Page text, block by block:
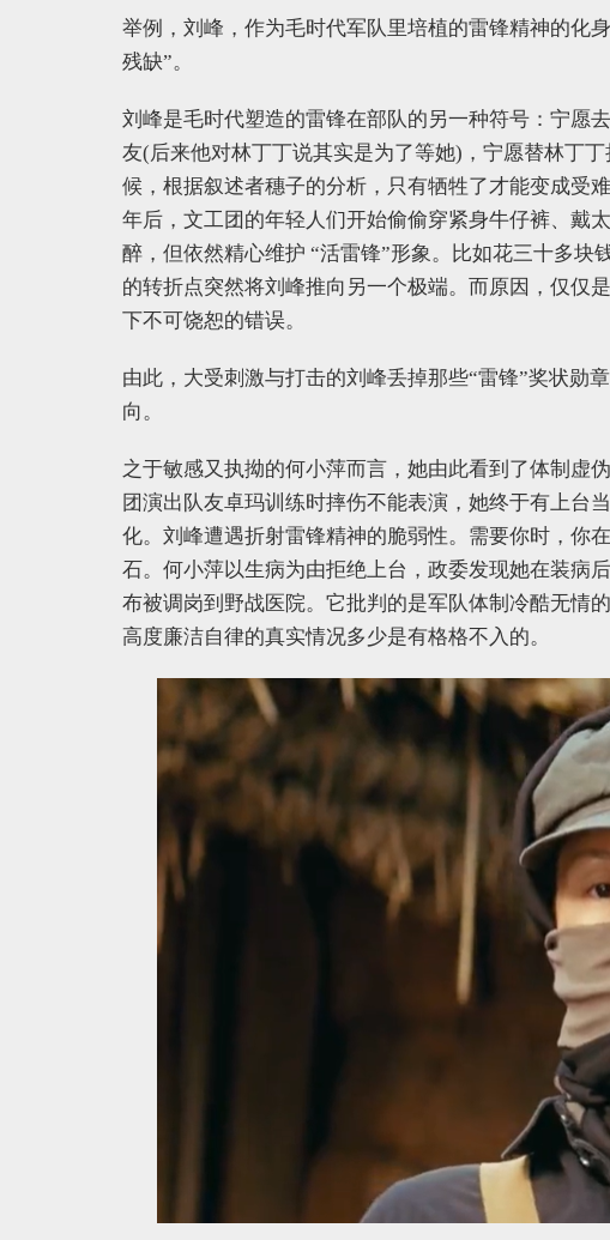
举例，刘峰，作为毛时代军队里培植的雷锋精神的化
残缺”。
刘峰是毛时代塑造的雷锋在部队的另一种符号：宁愿
友(后来他对林丁丁说其实是为了等她)，宁愿替林丁
候，根据叙述者穗子的分析，只有牺牲了才能变成受
年后，文工团的年轻人们开始偷偷穿紧身牛仔裤、戴
醉，但依然精心维护 “活雷锋”形象。比如花三十多块
的转折点突然将刘峰推向另一个极端。而原因，仅仅
下不可饶恕的错误。
由此，大受刺激与打击的刘峰丢掉那些“雷锋”奖状勋
向。
之于敏感又执拗的何小萍而言，她由此看到了体制虚
团演出队友卓玛训练时摔伤不能表演，她终于有上台
化。刘峰遭遇折射雷锋精神的脆弱性。需要你时，你
石。何小萍以生病为由拒绝上台，政委发现她在装病
布被调岗到野战医院。它批判的是军队体制冷酷无情
高度廉洁自律的真实情况多少是有格格不入的。